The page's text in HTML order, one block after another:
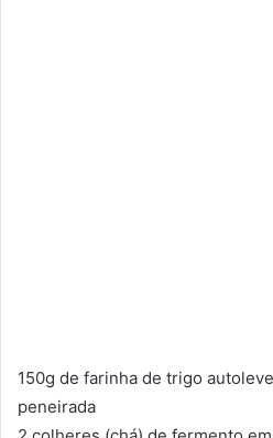
150g de farinha de trigo
peneirada